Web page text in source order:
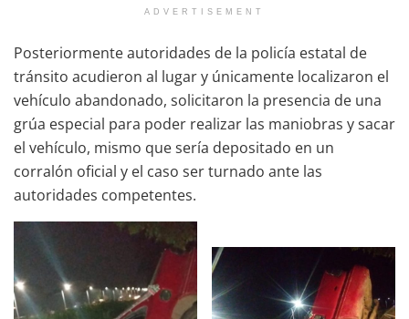
ADVERTISEMENT
Posteriormente autoridades de la policía estatal de
tránsito acudieron al lugar y únicamente localizaron el
vehículo abandonado, solicitaron la presencia de una
grúa especial para poder realizar las maniobras y sacar
el vehículo, mismo que sería depositado en un
corralón oficial y el caso ser turnado ante las
autoridades competentes.